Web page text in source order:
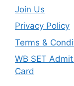
Join Us
Privacy Policy
Terms &
WB SET
Card